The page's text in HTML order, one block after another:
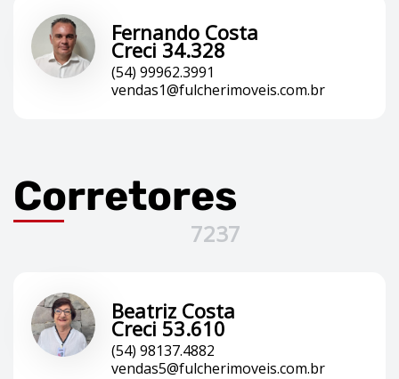
Fernando Costa
Creci 34.328
(54) 99962.3991
vendas1@fulcherimoveis.com.br
Corretores
7237
Beatriz Costa
Creci 53.610
(54) 98137.4882
vendas5@fulcherimoveis.com.br